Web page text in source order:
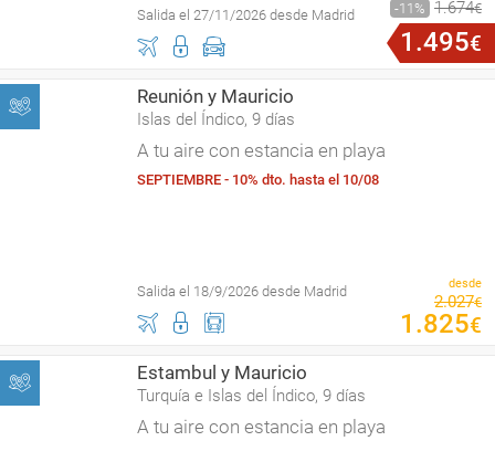
Salida el 27/11/2026 desde Madrid
11
1.674€
1 .495€
Reunión y Mauricio
Islas del Índico, 9 días
A tu aire con estancia en playa
SEPTIEMBRE - 10% dto. hasta el 10/08
Salida el 18/9/2026 desde Madrid desde
2.027€
1 .825€
Estambul y Mauricio
Turquía e Islas del Índico, 9 días
A tu aire con estancia en playa